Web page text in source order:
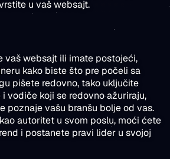
u vaš websajt.
vaš websajt ili imate postojeći,
kako biste što pre počeli sa
pišete redovno, tako uključite
vodiče koji se redovno ažuriraju,
poznaje vašu branšu bolje od vas.
autoritet u svom poslu, moći ćete
i postanete pravi lider u svojoj